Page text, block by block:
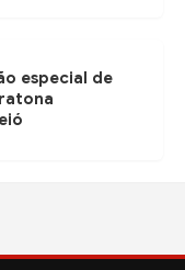
especial de